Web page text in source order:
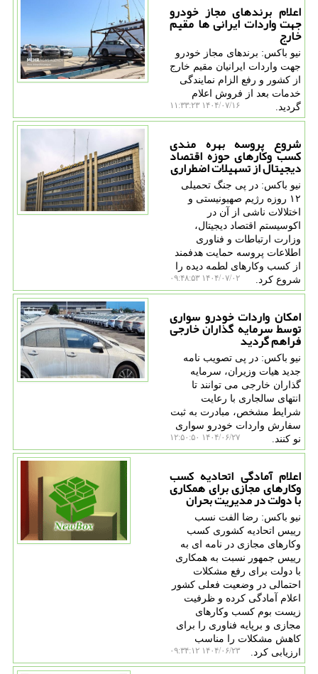
اعلام برندهای مجاز خودرو
جهت واردات ایرانی ها مقیم
خارج
نیو باکس: برندهای مجاز خودرو
جهت واردات ایرانیان مقیم خارج
از کشور و رفع الزام نمایندگی
خدمات بعد از فروش اعلام
گردید.
۱۴۰۴/۰۷/۱۶ ۱۱:۳۳:۲۳
شروع پروسه بهره مندی
کسب وکارهای حوزه اقتصاد
دیجیتال از تسهیلات اضطراری
نیو باکس: در پی جنگ تحمیلی
۱۲ روزه رژیم صهیونیستی و
اختلالات ناشی از آن در
اکوسیستم اقتصاد دیجیتال،
وزارت ارتباطات و فناوری
اطلاعات پروسه حمایت هدفمند
از کسب وکارهای لطمه دیده را
شروع کرد.
۱۴۰۴/۰۷/۰۲ ۰۹:۴۸:۵۳
امکان واردات خودرو سواری
توسط سرمایه گذاران خارجی
فراهم گردید
نیو باکس: در پی تصویب نامه
جدید هیات وزیران، سرمایه
گذاران خارجی می توانند تا
انتهای سالجاری با رعایت
شرایط مشخص، مبادرت به ثبت
سفارش واردات خودرو سواری
نو کنند.
۱۴۰۴/۰۶/۲۷ ۱۲:۵۰:۵۰
اعلام آمادگی اتحادیه کسب
وکارهای مجازی برای همکاری
با دولت در مدیریت بحران
نیو باکس: رضا الفت نسب
رییس اتحادیه کشوری کسب
وکارهای مجازی در نامه ای به
رییس جمهور نسبت به همکاری
با دولت برای رفع مشکلات
احتمالی در وضعیت فعلی کشور
اعلام آمادگی کرده و ظرفیت
زیست بوم کسب وکارهای
مجازی و برپایه فناوری را برای
کاهش مشکلات را مناسب
ارزیابی کرد.
۱۴۰۴/۰۶/۲۳ ۰۹:۳۴:۱۲